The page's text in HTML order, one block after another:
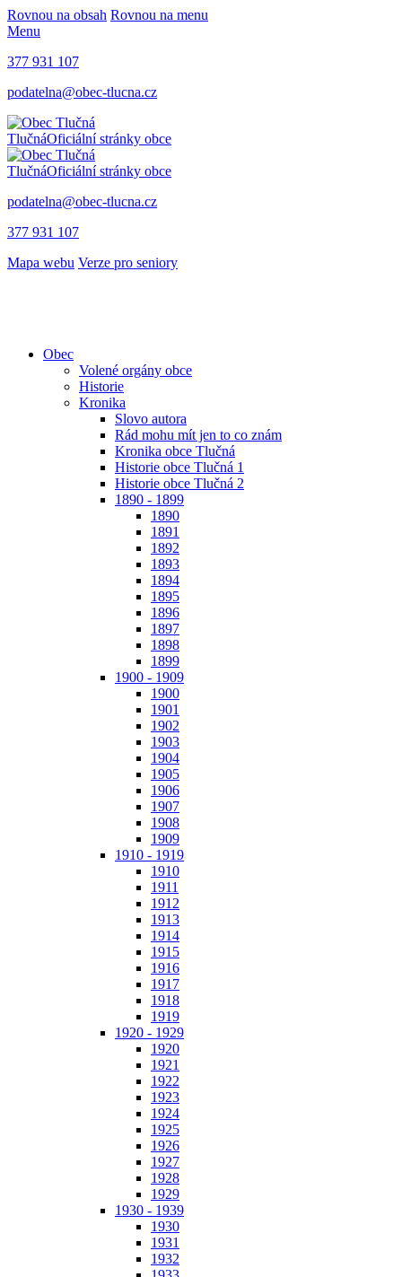
Rovnou na obsah Rovnou na menu
Menu
377 931 107
podatelna@obec-tlucna.cz
TlučnáOficiální stránky obce
TlučnáOficiální stránky obce
podatelna@obec-tlucna.cz
377 931 107
Mapa webu Verze pro seniory
Obec
Volené orgány obce
Historie
Kronika
Slovo autora
Rád mohu mít jen to co znám
Kronika obce Tlučná
Historie obce Tlučná 1
Historie obce Tlučná 2
1890 - 1899
1890
1891
1892
1893
1894
1895
1896
1897
1898
1899
1900 - 1909
1900
1901
1902
1903
1904
1905
1906
1907
1908
1909
1910 - 1919
1910
1911
1912
1913
1914
1915
1916
1917
1918
1919
1920 - 1929
1920
1921
1922
1923
1924
1925
1926
1927
1928
1929
1930 - 1939
1930
1931
1932